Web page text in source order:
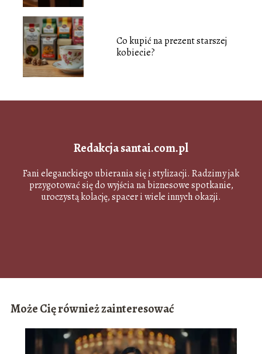
Co kupić na prezent starszej
kobiecie?
Redakcja santai.com.pl
Fani eleganckiego ubierania się i stylizacji. Radzimy jak
przygotować się do wyjścia na biznesowe spotkanie,
uroczystą kolację, spacer i wiele innych okazji.
Może Cię również zainteresować